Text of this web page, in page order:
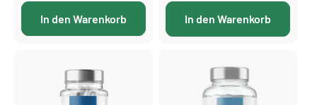
In den Warenkorb In den Warenkorb